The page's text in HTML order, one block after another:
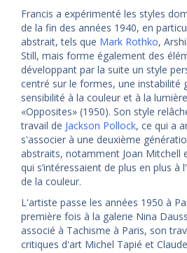
Francis a expérimenté les styles
de la fin des années 1940, en
abstrait, tels que Mark Rothko,
Still, mais forme également des
développant par la suite un style
centré sur le formes, une instabilité
sensibilité à la couleur et à la
«Opposites» (1950). Son style
travail de Jackson Pollock, ce qui a
s'associer à une deuxième
abstraits, notamment Joan Mitchell
qui s’intéressaient de plus en plus à
de la couleur.
L'artiste passe les années 1950 à
première fois à la galerie Nina
associé à Tachisme à Paris, son
critiques d'art Michel Tapié et